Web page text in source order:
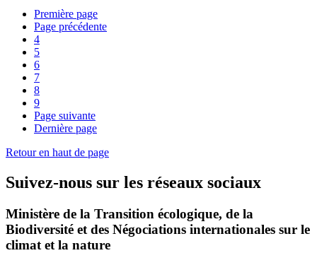
Première page
Page précédente
4
5
6
7
8
9
Page suivante
Dernière page
Retour en haut de page
Suivez-nous sur les réseaux sociaux
Ministère de la Transition écologique, de la
Biodiversité et des Négociations internationales sur le
climat et la nature